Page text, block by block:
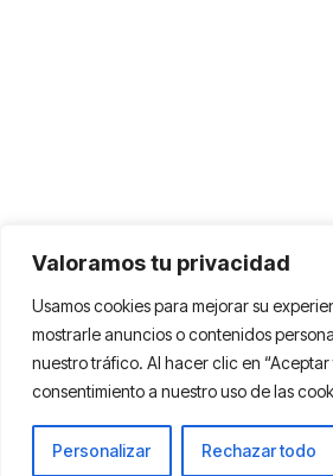
Valoramos tu privacidad
Usamos cookies para mejorar su
mostrarle anuncios o contenidos
nuestro tráfico. Al hacer clic en
consentimiento a nuestro uso de las
Personalizar Rechazar todo